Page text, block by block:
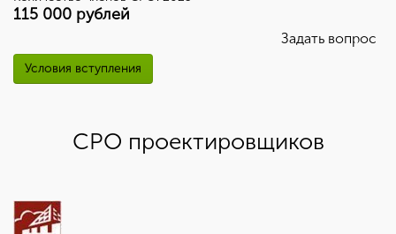
115 000 рублей
Задать вопрос
Условия вступления
СРО проектировщиков